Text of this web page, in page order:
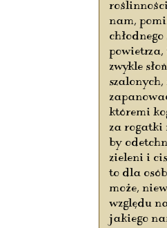
nam,
powietrza,
zwykle
szalonych,
któremi
za rogatki
by
zieleni i
to dla
może,
względu
jakiego